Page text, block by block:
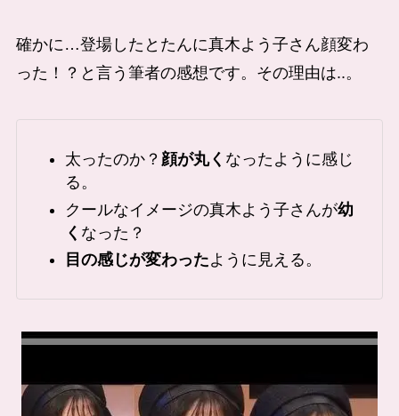
確かに…登場したとたんに真木よう子さん顔変わ
った！？と言う筆者の感想です。その理由は..。
太ったのか？ 顔が丸く なったように感じ
る。
クールなイメージの真木よう子さんが幼
く なった？
目の感じが変わったように見える。